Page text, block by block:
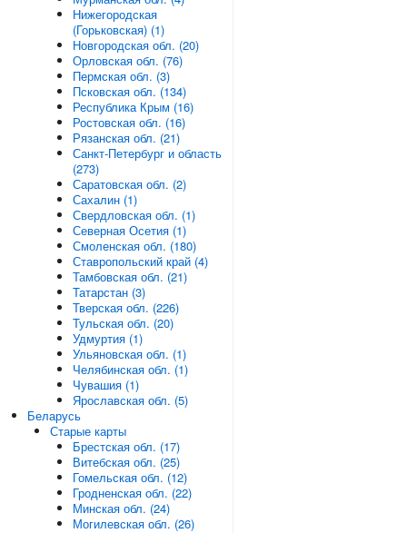
Нижегородская
(Горьковская) (1)
Новгородская обл. (20)
Орловская обл. (76)
Пермская обл. (3)
Псковская обл. (134)
Республика Крым (16)
Ростовская обл. (16)
Рязанская обл. (21)
Санкт-Петербург и область
(273)
Саратовская обл. (2)
Сахалин (1)
Свердловская обл. (1)
Северная Осетия (1)
Смоленская обл. (180)
Ставропольский край (4)
Тамбовская обл. (21)
Татарстан (3)
Тверская обл. (226)
Тульская обл. (20)
Удмуртия (1)
Ульяновская обл. (1)
Челябинская обл. (1)
Чувашия (1)
Ярославская обл. (5)
Беларусь
Старые карты
Брестская обл. (17)
Витебская обл. (25)
Гомельская обл. (12)
Гродненская обл. (22)
Минская обл. (24)
Могилевская обл. (26)